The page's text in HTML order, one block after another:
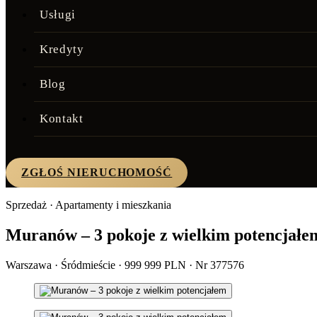
Usługi
Kredyty
Blog
Kontakt
ZGŁOŚ NIERUCHOMOŚĆ
Sprzedaż · Apartamenty i mieszkania
Muranów – 3 pokoje z wielkim
Warszawa · Śródmieście · 999 999 PLN · Nr 377576